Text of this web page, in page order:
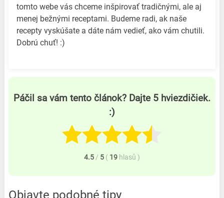
tomto webe vás chceme inšpirovať tradičnými, ale aj
menej bežnými receptami. Budeme radi, ak naše
recepty vyskúšate a dáte nám vedieť, ako vám chutili.
Dobrú chuť! :)
Páčil sa vám tento článok? Dajte 5 hviezdičiek.
:)
4.5 / 5 ( 19 hlasů )
Objavte podobné tipy